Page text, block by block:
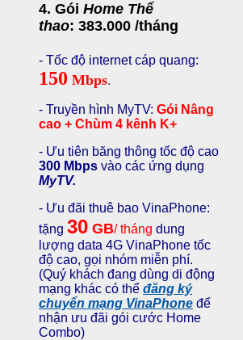
4. Gói Home Thể
thao: 383.000 /tháng
- Tốc độ internet cáp quang:
150 Mbps.
- Truyền hình MyTV: Gói Nâng
cao + Chùm 4 kênh K+
- Ưu tiên băng thông tốc độ cao
300 Mbps vào các ứng dụng
MyTV.
- Ưu đãi thuê bao VinaPhone:
tặng 30 GB/ tháng dung
lượng data 4G VinaPhone tốc
độ cao, gọi nhóm miễn phí.
(Quý khách đang dùng di động
mạng khác có thể đăng ký
chuyển mạng VinaPhone để
nhận ưu đãi gói cước Home
Combo)